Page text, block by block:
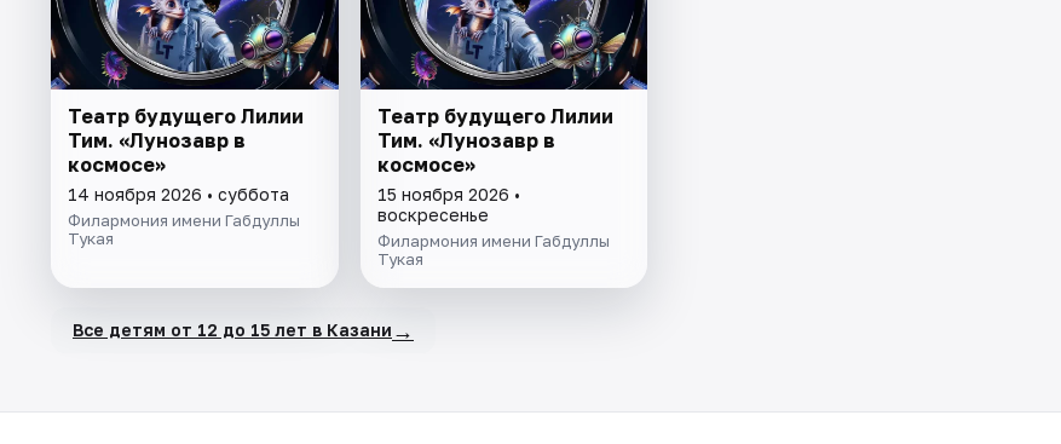
Театр будущего Лилии
Тим. «Лунозавр в
космосе»
14 ноября 2026 • суббота
Филармония имени Габдуллы
Тукая
Театр будущего Лилии
Тим. «Лунозавр в
космосе»
15 ноября 2026 •
воскресенье
Филармония имени Габдуллы
Тукая
Все детям от 12 до 15 лет в Казани →